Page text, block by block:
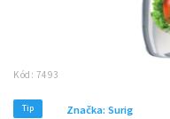
Kód: 7493
Tip Značka: Surig